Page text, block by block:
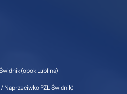
(obok Lublina)
Naprzeciwko PZL Świdnik)